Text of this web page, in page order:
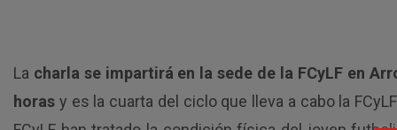
La charla se impartirá en la sede de la FCyLF en
horas y es la cuarta del ciclo que lleva a cabo la